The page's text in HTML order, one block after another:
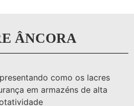
ÂNCORA